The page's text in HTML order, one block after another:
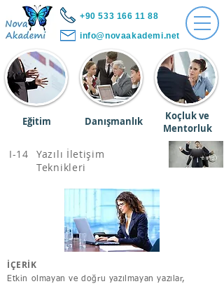
+90 533 166 11 88
info@novaakademi.net
Eğitim Danışmanlık
Koçluk ve
Mentorluk
Yazılı İletişim
Teknikleri
I-14
İÇERİK
Etkin olmayan ve doğru yazılmayan yazılar,